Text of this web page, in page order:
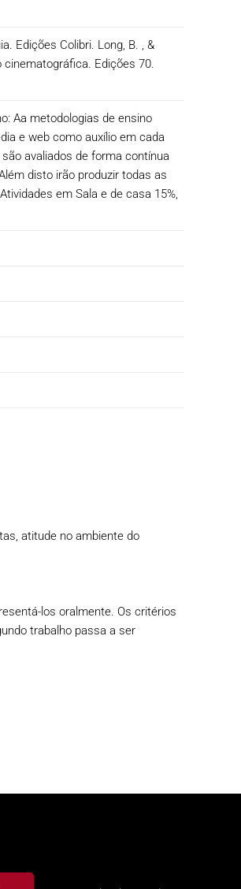
Edições Colibri. Long, B. , &
cinematográfica. Edições 70.
Aa metodologias de ensino
e web como auxílio em cada
avaliados de forma contínua
disto irão produzir todas as
em Sala e de casa 15%,
atitude no ambiente do
los oralmente. Os critérios
trabalho passa a ser